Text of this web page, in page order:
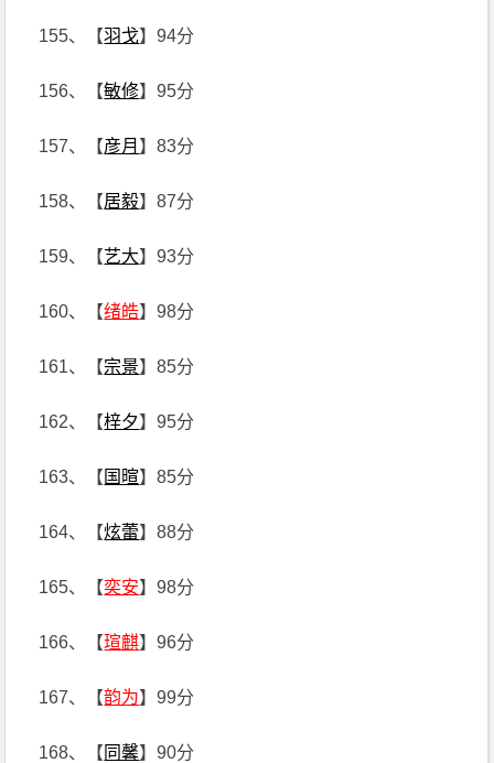
155、【羽戈】94分
156、【敏修】95分
157、【彦月 】83分
158、【居毅】87分
159、【艺大】93分
160、【绪皓】98分
161、【宗景】85分
162、【梓夕】95分
163、【 国暄】85分
164、【炫蕾】88分
165、【奕安】98分
166、【瑄麒】96分
167、【韵为】99分
168、【 同馨】90分